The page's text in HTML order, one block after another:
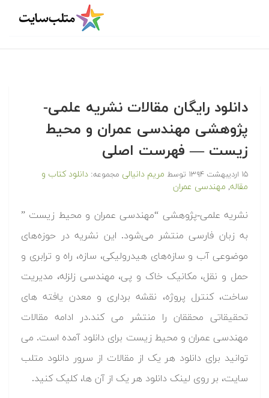
دانلود رایگان مقالات نشریه علمی-
پژوهشی مهندسی عمران و محیط
زیست — فهرست اصلی
۱۵ اردیبهشت ۱۳۹۴ توسط مریم دانیالی مجموعه: دانلود کتاب و
مقاله, مهندسی عمران
نشریه علمی-پژوهشی “مهندسی عمران و محیط زیست ”
به زبان فارسی منتشر می‌شود. این نشریه در حوزه‌های
موضوعی آب و سازه‌های هیدرولیکی، سازه، راه و ترابری و
حمل و نقل، مکانیک خاک و پی، مهندسی زلزله، مدیریت
ساخت، کنترل پروژه، نقشه برداری و معدن یافته های
تحقیقاتی محققان را منتشر می کند.در ادامه مقالات
مهندسی عمران و محیط زیست برای دانلود آمده است. می
توانید برای دانلود هر یک از مقالات از سرور دانلود متلب
سایت، بر روی لینک دانلود هر یک از آن ها، کلیک کنید.